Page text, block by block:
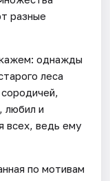
разные
однажды
леса
любил и
всех, ведь ему
по мотивам